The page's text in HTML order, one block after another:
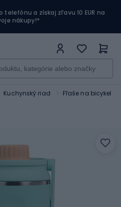
a získaj zľavu 10 EUR na
nákupy!*
Kuchynský riad Fľaše na bicykel